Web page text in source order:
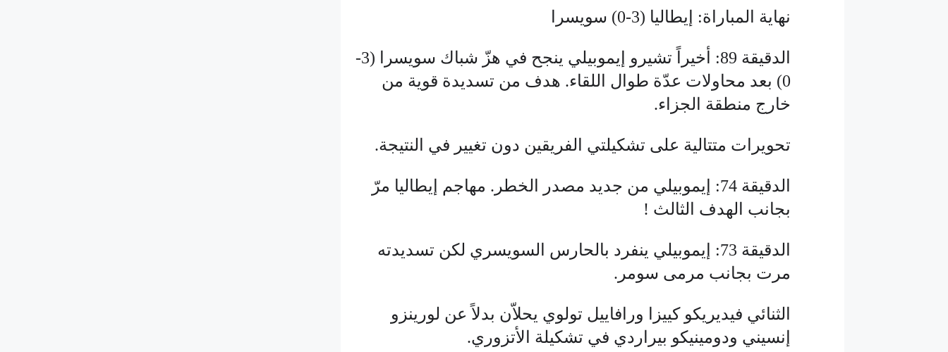
نهاية المباراة: إيطاليا (3-0) سويسرا
الدقيقة 89: أخيراً تشيرو إيموبيلي ينجح في هزّ شباك سويسرا (3-
0) بعد محاولات عدّة طوال اللقاء. هدف من تسديدة قوية من
خارج منطقة الجزاء.
تحويرات متتالية على تشكيلتي الفريقين دون تغيير في النتيجة.
الدقيقة 74: إيموبيلي من جديد مصدر الخطر. مهاجم إيطاليا مرّ
بجانب الهدف الثالث !
الدقيقة 73: إيموبيلي ينفرد بالحارس السويسري لكن تسديدته
مرت بجانب مرمى سومر.
الثنائي فيديريكو كييزا ورافاييل تولوي يحلاّن بدلاً عن لورينزو
إنسيني ودومينيكو بيراردي في تشكيلة الأتزوري.